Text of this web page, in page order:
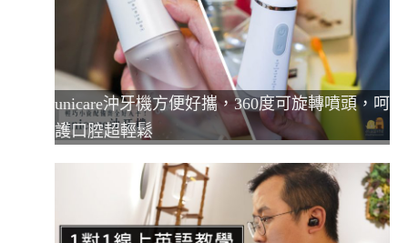
unicare沖牙機方便好攜，360度可旋轉噴頭，呵
護口腔超輕鬆